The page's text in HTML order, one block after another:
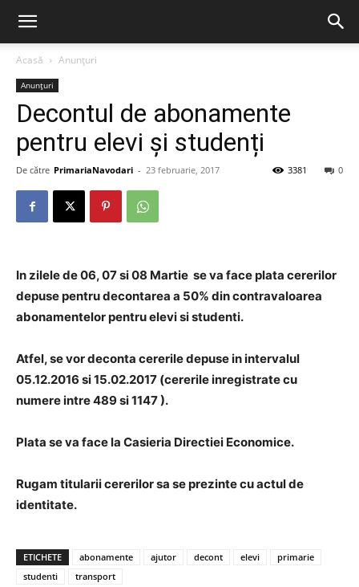
Acasă Anunțuri
Anunțuri
Decontul de abonamente
pentru elevi și studenți
De către PrimariaNavodari - 23 februarie, 2017 0
3381
In zilele de 06, 07 si 08 Martie se va face plata cererilor
depuse pentru decontarea a 50% din contravaloarea
abonamentelor pentru elevi si studenti.
Atfel, se vor deconta cererile depuse in intervalul
05.12.2016 si 15.02.2017 (cererile inregistrate cu
numere intre 489 si 1147 ).
Plata se va face la Casieria Directiei Economice.
Rugam titularii cererilor sa se prezinte cu actul de
identitate.
ETICHETE abonamente ajutor decont elevi
primarie
studenti
transport